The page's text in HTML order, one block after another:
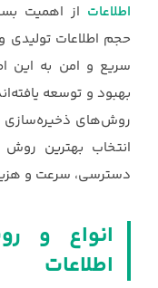
اطلاعات از اهمیت
حجم اطلاعات تولیدی
سریع و امن به ‏این
بهبود و توسعه
‏روش‌های ذخیره‌سازی
انتخاب بهترین روش
دسترسی، سرعت و
انواع و
اطلاعات